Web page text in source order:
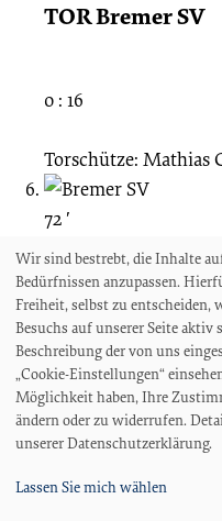
TOR Bremer SV
0 : 16
Torschütze: Mathias
72 ′
Wir sind bestrebt, die Inhalte
Bedürfnissen anzupassen.
Freiheit, selbst zu entscheiden,
Besuchs auf unserer Seite
Beschreibung der von uns
„Cookie-Einstellungen“
Möglichkeit haben, Ihre
ändern oder zu widerrufen.
unserer Datenschutzerklärung.
Lassen Sie mich wählen